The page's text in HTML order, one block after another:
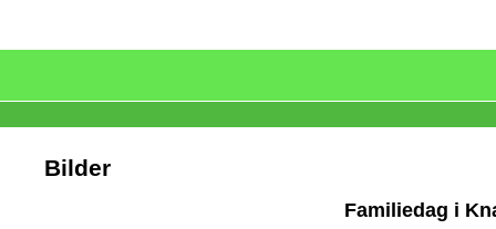
Bilder
Familiedag i